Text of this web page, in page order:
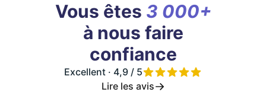
Vous êtes 3 000+
à nous faire
confiance
Excellent · 4,9 / 5
Lire les avis